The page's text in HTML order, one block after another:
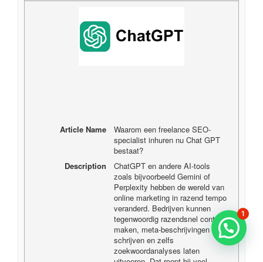
Article Name
Waarom een freelance SEO-
specialist inhuren nu Chat GPT
bestaat?
Description
ChatGPT en andere AI-tools
zoals bijvoorbeeld Gemini of
Perplexity hebben de wereld van
online marketing in razend tempo
veranderd. Bedrijven kunnen
tegenwoordig razendsnel content
maken, meta-beschrijvingen laten
schrijven en zelfs
zoekwoordanalyses laten
1